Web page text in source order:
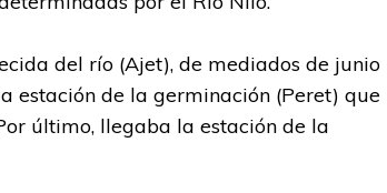
del río (Ajet), de mediados de junio
estación de la germinación (Peret) que
último, llegaba la estación de la